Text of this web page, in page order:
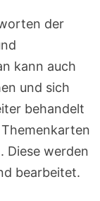
der
kann auch
und sich
behandelt
Diese werden
bearbeitet.